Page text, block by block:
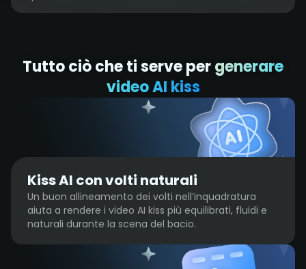
Tutto ciò che ti serve pergenerare
video AI kiss
Kiss AI con volti naturali
Un buon allineamento dei volti nell’inquadratura
aiuta a rendere i video AI kiss più equilibrati, fluidi e
naturali durante la scena del bacio.